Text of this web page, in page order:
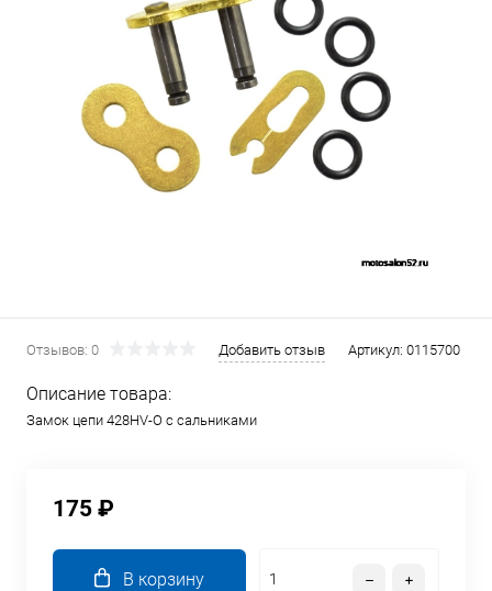
Отзывов: 0 Добавить отзыв Артикул: 0115700
Описание товара:
Замок цепи 428HV-O с сальниками
175 ₽
В корзину